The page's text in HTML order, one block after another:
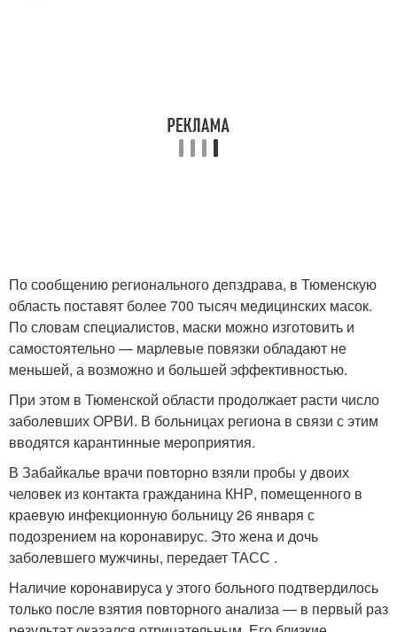
По сообщению регионального депздрава, в Тюменскую
область поставят более 700 тысяч медицинских масок.
По словам специалистов, маски можно изготовить и
самостоятельно — марлевые повязки обладают не
меньшей, а возможно и большей эффективностью.
При этом в Тюменской области продолжает расти число
заболевших ОРВИ. В больницах региона в связи с этим
вводятся карантинные мероприятия.
В Забайкалье врачи повторно взяли пробы у двоих
человек из контакта гражданина КНР, помещенного в
краевую инфекционную больницу 26 января с
подозрением на коронавирус. Это жена и дочь
заболевшего мужчины, передает ТАСС .
Наличие коронавируса у этого больного подтвердилось
только после взятия повторного анализа — в первый раз